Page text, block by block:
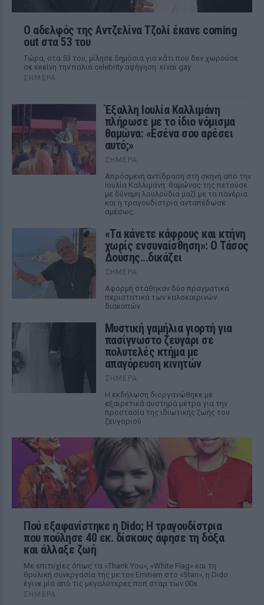
Ο αδελφός της Αντζελίνα Τζολί έκανε coming
out στα 53 του
Τώρα, στα 53 του, μίλησε δημόσια για κάτι που δεν χωρούσε
σε εκείνη την παλιά celebrity αφήγηση: είναι gay
ΣΉΜΕΡΑ
Έξαλλη Ιουλία Καλλιμάνη
πλήρωσε με το ίδιο νόμισμα
θαμώνα: «Εσένα σου αρέσει
αυτό;»
ΣΉΜΕΡΑ
Απρόσμενη αντίδραση στη σκηνή από την
Ιουλία Καλλιμάνη: θαμώνας της πετούσε
με δύναμη λουλούδια μαζί με τα πανέρια
και η τραγουδίστρια ανταπέδωσε
αμέσως.
«Τα κάνετε κάφρους και κτήνη
χωρίς ενσυναίσθηση»: Ο Τάσος
Δούσης...δικάζει
ΣΉΜΕΡΑ
Αφορμή στάθηκαν δύο πραγματικά
περιστατικά των καλοκαιρινών
διακοπών
Μυστική γαμήλια γιορτή για
πασίγνωστο ζευγάρι σε
πολυτελές κτήμα με
απαγόρευση κινητών
ΣΉΜΕΡΑ
Η εκδήλωση διοργανώθηκε με
εξαιρετικά αυστηρά μέτρα για την
προστασία της ιδιωτικής ζωής του
ζευγαριού
Πού εξαφανίστηκε η Dido; Η τραγουδίστρια
που πούλησε 40 εκ. δίσκους άφησε τη δόξα
και άλλαξε ζωή
Με επιτυχίες όπως τα «Thank You», «White Flag» και τη
θρυλική συνεργασία της με τον Eminem στο «Stan», η Dido
έγινε μία από τις μεγαλύτερες ποπ σταρ των 00s
ΣΉΜΕΡΑ